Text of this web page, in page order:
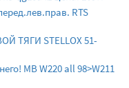
RTS
ТЯГИ STELLOX 51-
MB W220 all 98>W211